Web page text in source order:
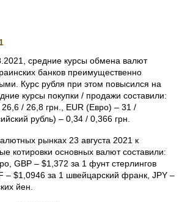
средние курсы обмена валют
банков преимущественно
Курс рубля при этом повысился на
курсы покупки / продажи составили:
/ 26,8 грн., EUR (Евро) – 31 /
рубль) – 0,34 / 0,366 грн.
рынках 23 августа 2021 к
котировки основных валют составили:
GBP – $1,372 за 1 фунт стерлингов
– $1,0946 за 1 швейцарский франк, JPY –
йен.